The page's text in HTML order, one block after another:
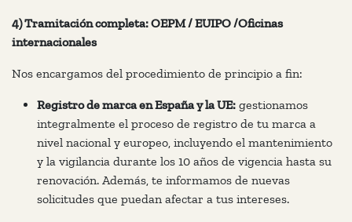
4) Tramitación completa: OEPM / EUIPO /Oficinas
internacionales
Nos encargamos del procedimiento de principio a fin:
Registro de marca en España y la UE: gestionamos
integralmente el proceso de registro de tu marca a
nivel nacional y europeo, incluyendo el mantenimiento
y la vigilancia durante los 10 años de vigencia hasta su
renovación. Además, te informamos de nuevas
solicitudes que puedan afectar a tus intereses.